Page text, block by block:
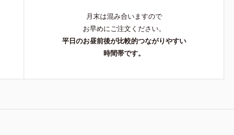
月末は混み合いますので
お早めにご注文ください。
平日のお昼前後が比較的つながりやすい
時間帯です。